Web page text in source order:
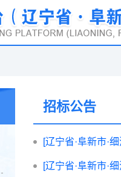
招标公告
[辽宁省·阜新市·
[辽宁省·阜新市·